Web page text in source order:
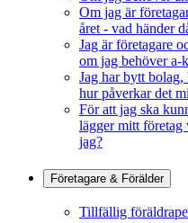
Om jag är
året - vad händer
Jag är företagare
om jag behöver a-
Jag har bytt bolag,
hur påverkar det
För att jag ska
lägger mitt företag
jag?
Företagare & Förälder
Tillfällig